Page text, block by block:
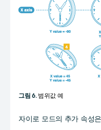
그림 6.범위값 예
자이로 모드의 추가 속성